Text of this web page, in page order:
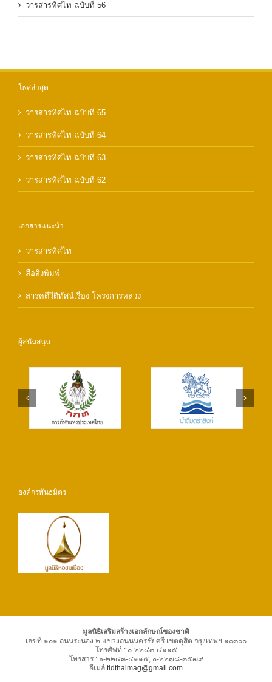
วารสารทิศไท ฉบับที่ 56
โพสล่าสุด
วารสารทิศไท ฉบับที่ 65
วารสารทิศไท ฉบับที่ 64
วารสารทิศไท ฉบับที่ 63
วารสารทิศไท ฉบับที่ 62
เอกสารแนะนำ
วารสารทิศไท
สื่อสิ่งพิมพ์
สารคดีวีดิทัศน์เรื่อง โครงการหลวง
ผู้สนับสนุน
องค์กรพันธมิตร
มูลนิธิเสริมสร้างเอกลักษณ์ของชาติ
เลขที่ ๑๐๑ ถนนระนอง ๒ แขวงถนนนครชัยศรี เขตดุสิต กรุงเทพฯ ๑๐๓๐๐
โทรศัพท์ : ๐-๒๒๔๓-๔๑๑๕
โทรสาร : ๐-๒๒๔๓-๔๑๑๕, ๐-๒๒๗๘-๓๕๗๙
อีเมล์ tidthaimag@gmail.com